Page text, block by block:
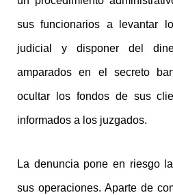
sus funcionarios a levantar
judicial y disponer del
amparados en el secreto
ocultar los fondos de sus
informados a los juzgados.
La denuncia pone en riesgo
sus operaciones. Aparte de